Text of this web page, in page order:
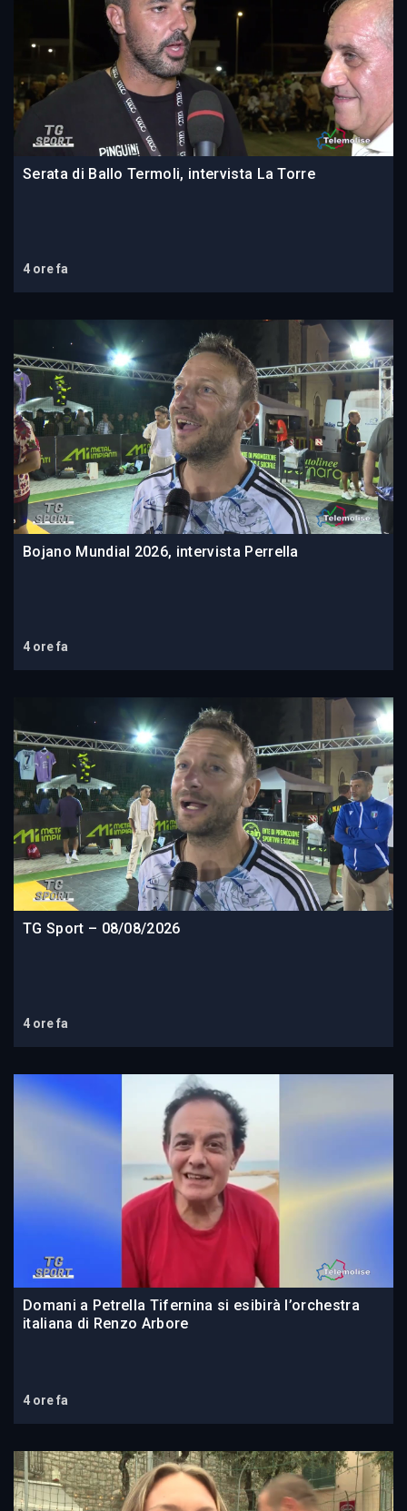
Serata di Ballo Termoli, intervista La Torre
4 ore fa
Bojano Mundial 2026, intervista Perrella
4 ore fa
TG Sport – 08/08/2026
4 ore fa
Domani a Petrella Tifernina si esibirà l’orchestra
italiana di Renzo Arbore
4 ore fa